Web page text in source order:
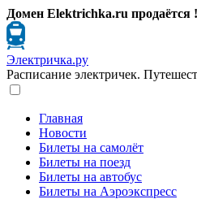
Домен Elektrichka.ru продаётся !
Электричка.ру
Расписание электричек.
Главная
Новости
Билеты на самолёт
Билеты на поезд
Билеты на автобус
Билеты на Аэроэкспресс